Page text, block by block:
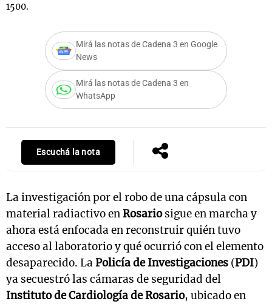
1500.
Mirá las notas de Cadena 3 en Google
News
Mirá las notas de Cadena 3 en
WhatsApp
Escuchá la nota
La investigación por el robo de una cápsula con
material radiactivo enRosariosigue en marcha y
ahora está enfocada en reconstruir quién tuvo
acceso al laboratorio y qué ocurrió con el elemento
desaparecido. LaPolicía de Investigaciones (PDI)
ya secuestró las cámaras de seguridad del
Instituto de Cardiología de Rosario, ubicado en